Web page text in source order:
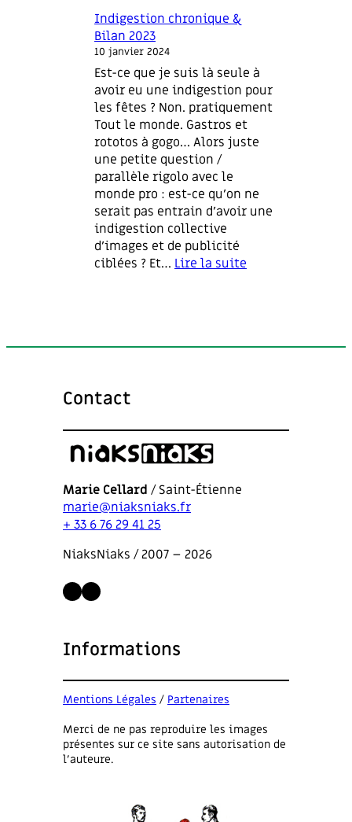
u
r
o
d
u
i
c
’
s
t
e
Indigestion chronique &
Bilan 2023
10 janvier 2024
Est-ce que je suis là seule à
avoir eu une indigestion pour
les fêtes ? Non. pratiquement
Tout le monde. Gastros et
rototos à gogo… Alors juste
une petite question /
parallèle rigolo avec le
monde pro : est-ce qu’on ne
serait pas entrain d’avoir une
indigestion collective
d’images et de publicité
ciblées ? Et… Lire la suite
i
i
i
n
2
Contact
Marie Cellard / Saint-Étienne
marie@niaksniaks.fr
+ 33 6 76 29 41 25
NiaksNiaks / 2007 – 2026
LinkedIn
Instagram
Informations
Mentions Légales / Partenaires
Merci de ne pas reproduire les images
présentes sur ce site sans autorisation de
l’auteure.